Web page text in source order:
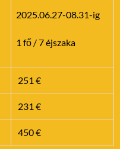
2025.06.27-08.31-ig
1 fő / 7 éjszaka
251 €
231 €
450 €